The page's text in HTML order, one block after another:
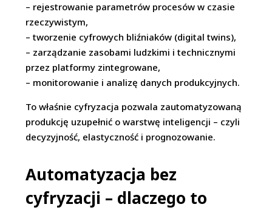
– rejestrowanie parametrów procesów w czasie
rzeczywistym,
– tworzenie cyfrowych bliźniaków (digital twins),
– zarządzanie zasobami ludzkimi i technicznymi
przez platformy zintegrowane,
– monitorowanie i analizę danych produkcyjnych.
To właśnie cyfryzacja pozwala zautomatyzowaną
produkcję uzupełnić o warstwę inteligencji – czyli
decyzyjność, elastyczność i prognozowanie.
Automatyzacja bez
cyfryzacji – dlaczego to